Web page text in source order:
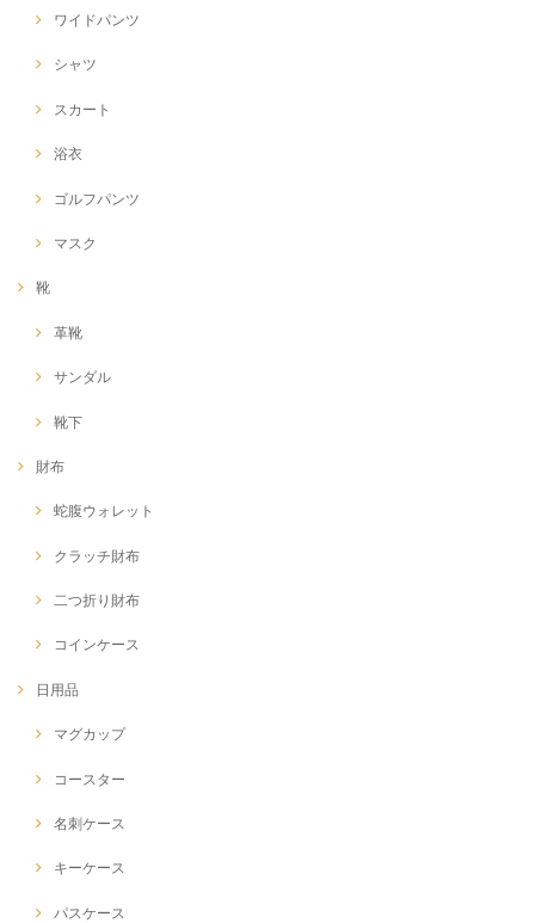
ワイドパンツ
シャツ
スカート
浴衣
ゴルフパンツ
マスク
靴
革靴
サンダル
靴下
財布
蛇腹ウォレット
クラッチ財布
二つ折り財布
コインケース
日用品
マグカップ
コースター
名刺ケース
キーケース
パスケース